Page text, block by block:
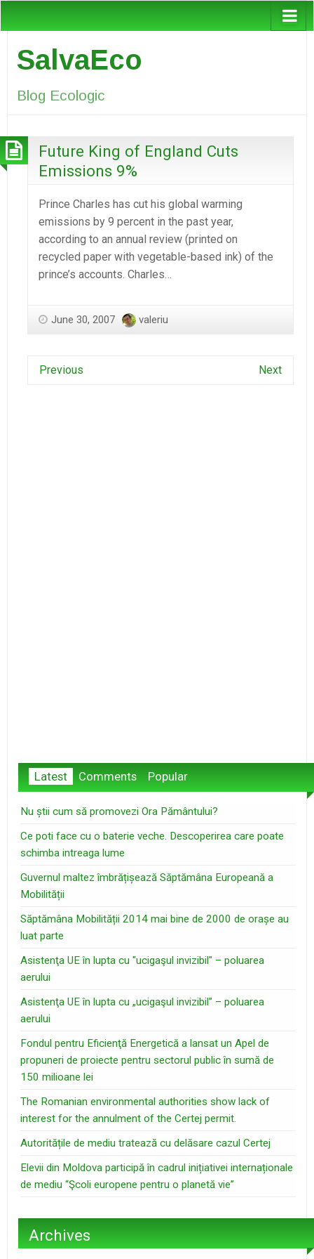
SalvaEco
Blog Ecologic
Future King of England Cuts
Emissions 9%
Prince Charles has cut his global warming
emissions by 9 percent in the past year,
according to an annual review (printed on
recycled paper with vegetable-based ink) of the
prince’s accounts. Charles…
June 30, 2007 valeriu
Previous Next
Latest Comments Popular
Nu știi cum să promovezi Ora Pământului?
Ce poti face cu o baterie veche. Descoperirea care poate
schimba intreaga lume
Guvernul maltez îmbrățișează Săptămâna Europeană a
Mobilității
Săptămâna Mobilității 2014 mai bine de 2000 de orașe au
luat parte
Asistenţa UE în lupta cu "ucigaşul invizibil" – poluarea
aerului
Asistenţa UE în lupta cu „ucigaşul invizibil” – poluarea
aerului
Fondul pentru Eficienţă Energetică a lansat un Apel de
propuneri de proiecte pentru sectorul public în sumă de
150 milioane lei
The Romanian environmental authorities show lack of
interest for the annulment of the Certej permit.
Autoritățile de mediu tratează cu delăsare cazul Certej
Elevii din Moldova participă în cadrul inițiativei internaționale
de mediu “Şcoli europene pentru o planetă vie”
Archives